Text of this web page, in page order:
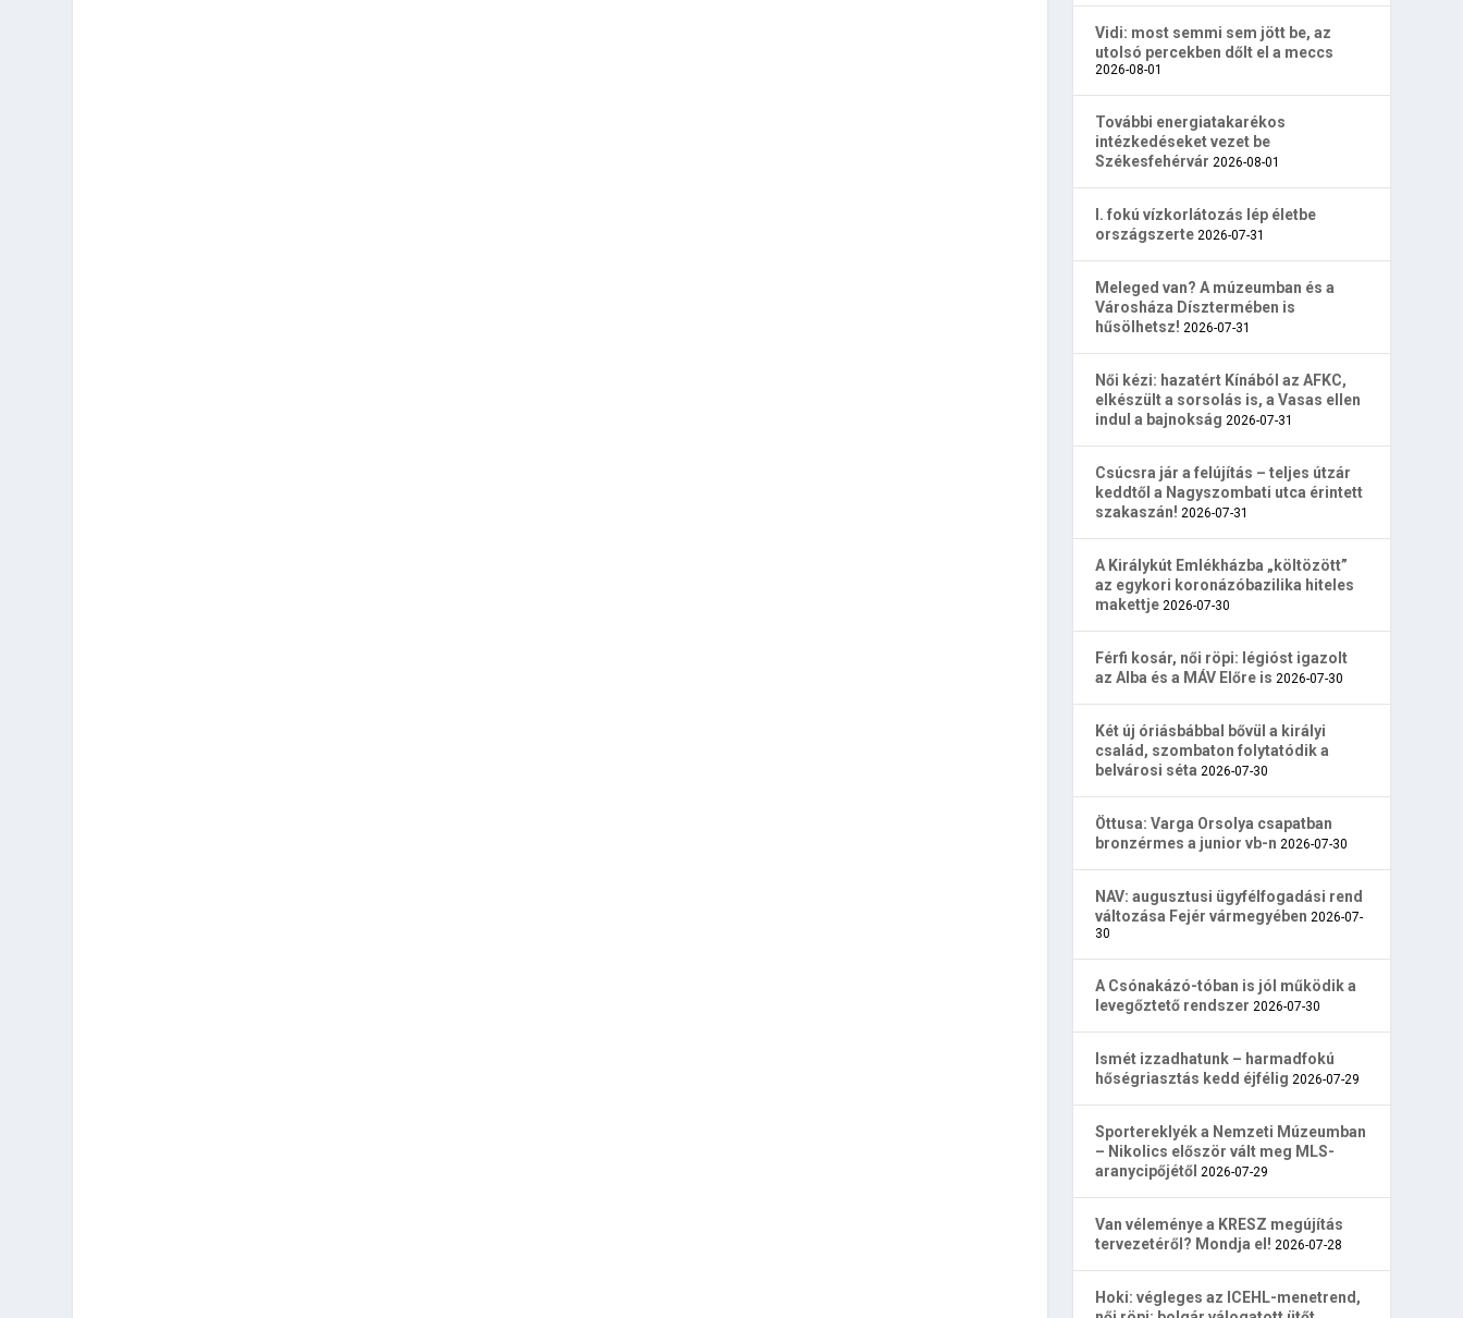
Vidi: most semmi sem jött be, az
utolsó percekben dőlt el a meccs
2026-08-01
További energiatakarékos
intézkedéseket vezet be
Székesfehérvár 2026-08-01
I. fokú vízkorlátozás lép életbe
országszerte 2026-07-31
Meleged van? A múzeumban és a
Városháza Dísztermében is
hűsölhetsz! 2026-07-31
Női kézi: hazatért Kínából az AFKC,
elkészült a sorsolás is, a Vasas ellen
indul a bajnokság 2026-07-31
Csúcsra jár a felújítás – teljes útzár
keddtől a Nagyszombati utca érintett
szakaszán! 2026-07-31
A Királykút Emlékházba „költözött”
az egykori koronázóbazilika hiteles
makettje 2026-07-30
Férfi kosár, női röpi: légióst igazolt
az Alba és a MÁV Előre is 2026-07-30
Két új óriásbábbal bővül a királyi
család, szombaton folytatódik a
belvárosi séta 2026-07-30
Öttusa: Varga Orsolya csapatban
bronzérmes a junior vb-n 2026-07-30
NAV: augusztusi ügyfélfogadási rend
változása Fejér vármegyében 2026-07-
30
A Csónakázó-tóban is jól működik a
levegőztető rendszer 2026-07-30
Ismét izzadhatunk – harmadfokú
hőségriasztás kedd éjfélig 2026-07-29
Sportereklyék a Nemzeti Múzeumban
– Nikolics először vált meg MLS-
aranycipőjétől 2026-07-29
Van véleménye a KRESZ megújítás
tervezetéről? Mondja el! 2026-07-28
Hoki: végleges az ICEHL-menetrend,